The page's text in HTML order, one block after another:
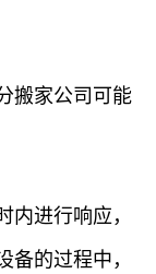
搬家公司可能
进行响应，
的过程中，